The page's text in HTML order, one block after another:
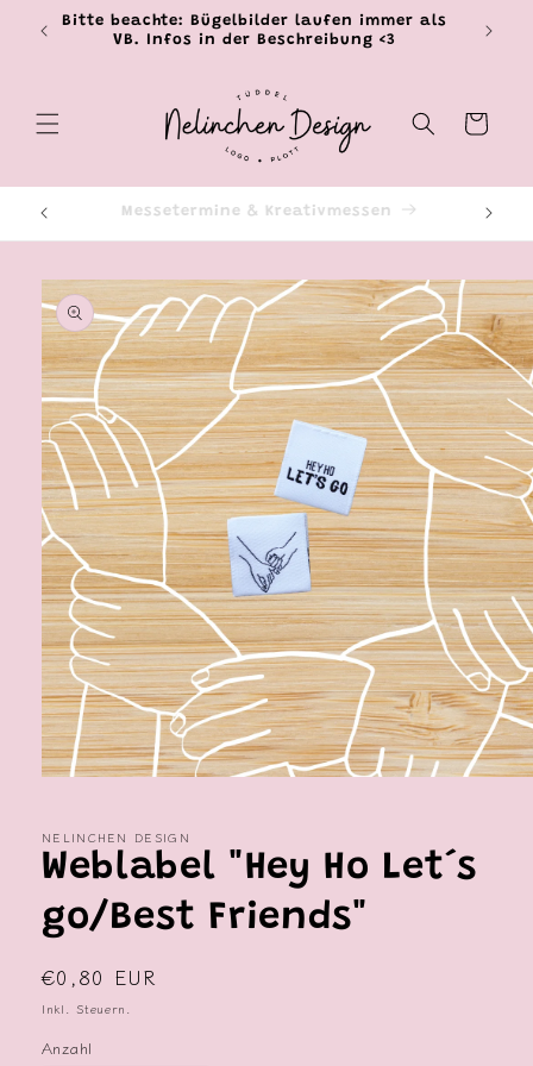
zumBitte beachte: Bügelbilder laufen immer als
VB. Infos in der Beschreibung <3
Warenkorb
Livestreams & Events
Modal
öffnen
NELINCHEN DESIGN
Weblabel "Hey Ho Let´s
go/Best Friends"
SKU:
Normaler
Preis
€0,80 EUR
Inkl. Steuern.
Anzahl